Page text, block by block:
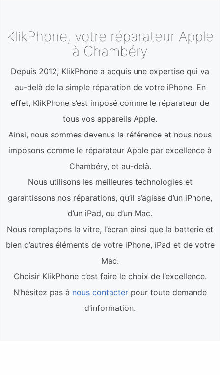
KlikPhone, votre réparateur Apple
à Chambéry
Depuis 2012, KlikPhone a acquis une expertise qui va
au-delà de la simple réparation de votre iPhone. En
effet, KlikPhone s’est imposé comme le réparateur de
tous vos appareils Apple.
Ainsi, nous sommes devenus la référence et nous nous
imposons comme le réparateur Apple par excellence à
Chambéry, et au-delà.
Nous utilisons les meilleures technologies et
garantissons nos réparations, qu’il s’agisse d’un iPhone,
d’un iPad, ou d’un Mac.
Nous remplaçons la vitre, l’écran ainsi que la batterie et
bien d’autres éléments de votre iPhone, iPad et de votre
Mac.
Choisir KlikPhone c’est faire le choix de l’excellence.
N’hésitez pas à nous contacter pour toute demande
d’information.